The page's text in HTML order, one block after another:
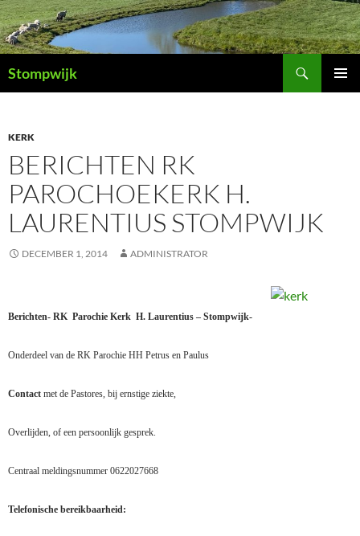
Ga
naar
de
inhoud
Stompwijk
KERK
BERICHTEN RK
PAROCHOEKERK H.
LAURENTIUS STOMPWIJK
DECEMBER 1, 2014 ADMINISTRATOR
Berichten- RK Parochie Kerk H. Laurentius – Stompwijk-
Onderdeel van de RK Parochie HH Petrus en Paulus
Contact met de Pastores, bij ernstige ziekte,
Overlijden, of een persoonlijk gesprek.
Centraal meldingsnummer 0622027668
Telefonische bereikbaarheid: